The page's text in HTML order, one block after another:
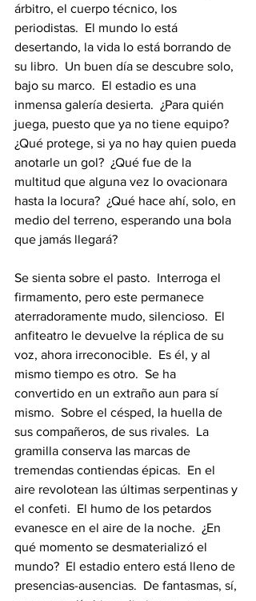
árbitro, el cuerpo técnico, los
periodistas.  El mundo lo está
desertando, la vida lo está borrando de
su libro.  Un buen día se descubre solo,
bajo su marco.  El estadio es una
inmensa galería desierta.  ¿Para quién
juega, puesto que ya no tiene equipo?
¿Qué protege, si ya no hay quien pueda
anotarle un gol?  ¿Qué fue de la
multitud que alguna vez lo ovacionara
hasta la locura?  ¿Qué hace ahí, solo, en
medio del terreno, esperando una bola
que jamás llegará?
Se sienta sobre el pasto.  Interroga el
firmamento, pero este permanece
aterradoramente mudo, silencioso.  El
anfiteatro le devuelve la réplica de su
voz, ahora irreconocible.  Es él, y al
mismo tiempo es otro.  Se ha
convertido en un extraño aun para sí
mismo.  Sobre el césped, la huella de
sus compañeros, de sus rivales.  La
gramilla conserva las marcas de
tremendas contiendas épicas.  En el
aire revolotean las últimas serpentinas y
el confeti.  El humo de los petardos
evanesce en el aire de la noche.  ¿En
qué momento se desmaterializó el
mundo?  El estadio entero está lleno de
presencias-ausencias.  De fantasmas, sí,